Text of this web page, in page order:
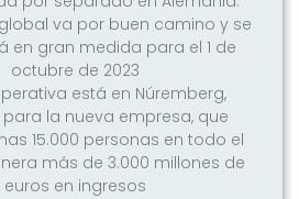
va por buen camino y se
en gran medida para el 1 de
octubre de 2023
está en Núremberg,
para la nueva empresa, que
15.000 personas en todo el
más de 3.000 millones de
euros en ingresos